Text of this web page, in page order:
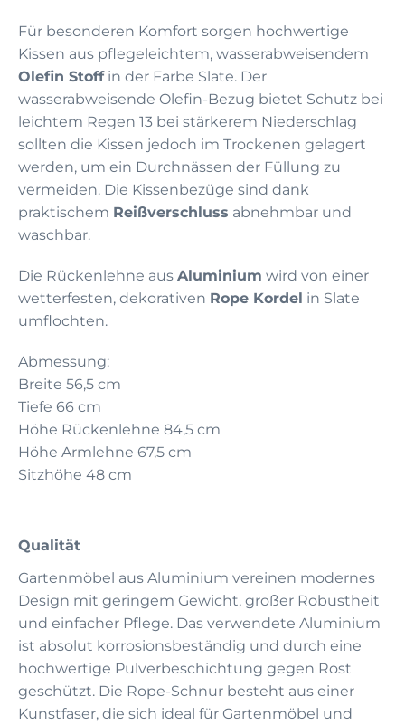
Für besonderen Komfort sorgen hochwertige
Kissen aus pflegeleichtem, wasserabweisendem
Olefin Stoffin der Farbe Slate. Der
wasserabweisende Olefin-Bezug bietet Schutz bei
leichtem Regen 13 bei stärkerem Niederschlag
sollten die Kissen jedoch im Trockenen gelagert
werden, um ein Durchnässen der Füllung zu
vermeiden. Die Kissenbezüge sind dank
praktischem Reißverschluss abnehmbar und
waschbar.
Die Rückenlehne aus Aluminium wird von einer
wetterfesten, dekorativen Rope Kordel in Slate
umflochten.
Abmessung:
Breite 56,5 cm
Tiefe 66 cm
Höhe Rückenlehne 84,5 cm
Höhe Armlehne 67,5 cm
Sitzhöhe 48 cm
Qualität
Gartenmöbel aus Aluminium vereinen modernes
Design mit geringem Gewicht, großer Robustheit
und einfacher Pflege. Das verwendete Aluminium
ist absolut korrosionsbeständig und durch eine
hochwertige Pulverbeschichtung gegen Rost
geschützt. Die Rope-Schnur besteht aus einer
Kunstfaser, die sich ideal für Gartenmöbel und